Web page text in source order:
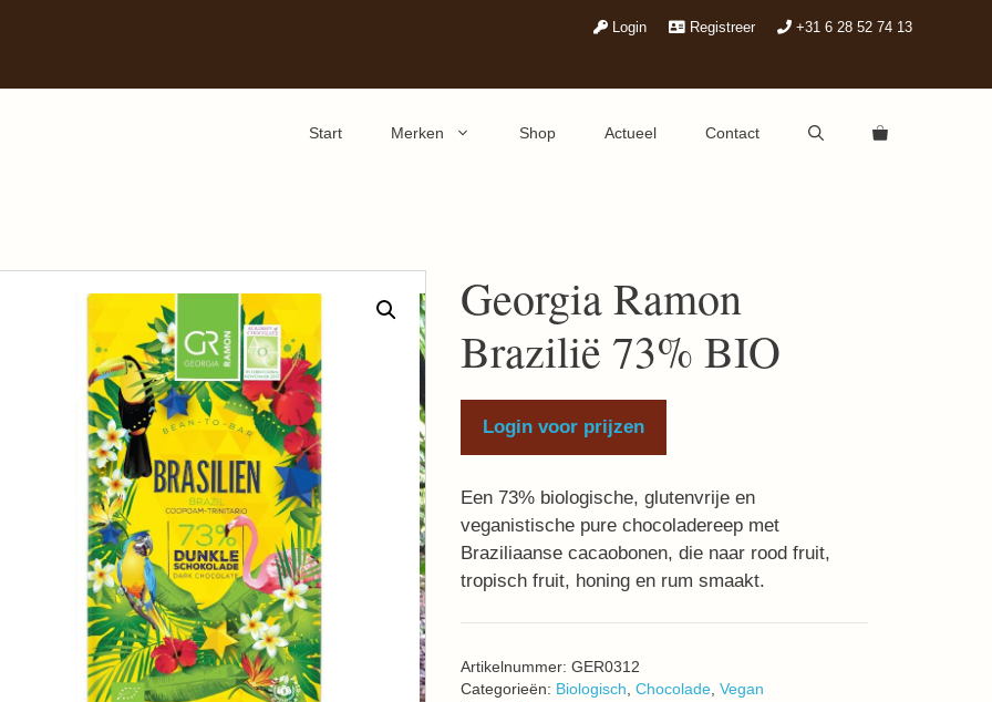
Login Registreer +31 6 28 52 74 13
Start Merken Shop Actueel Contact
Georgia Ramon
Brazilië 73% BIO
Login voor prijzen
Een 73% biologische, glutenvrije en
veganistische pure chocoladereep met
Braziliaanse cacaobonen, die naar rood fruit,
tropisch fruit, honing en rum smaakt.
Artikelnummer: GER0312
Categorieën: Biologisch, Chocolade, Vegan